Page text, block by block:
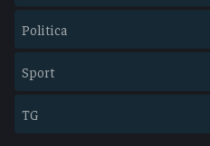
Politica
Sport
TG